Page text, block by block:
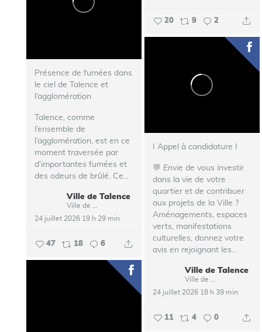
20 9 2
Présence de fumées dans
le ciel de Talence et
l’agglomération
Talence, comme
l’ensemble de
l’agglomération, est en ce
moment traversée par
d’importantes fumées et
des odeurs de brûlé. Ce...
Ville de Talence
24 juillet 2026 19 h 29 min
47 18 6
I Appel à candidature I
💬 Envie de vous investir
dans la vie de votre
quartier et de contribuer
aux projets de la Ville ?
Aménagements, espaces
verts, manifestations
culturelles, donnez votre
avis en rejoignant les...
Ville de Talence
24 juillet 2026 18 h 39 min
11 4 0